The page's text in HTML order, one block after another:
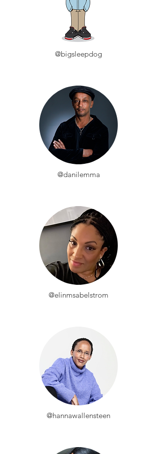
@bigsleepdog
@danilemma
@elinmsabelstrom
@hannawallensteen